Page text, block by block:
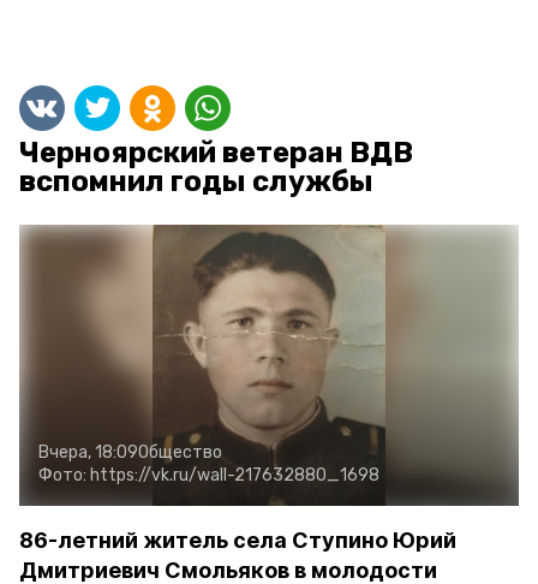
Черноярский ветеран ВДВ
вспомнил годы службы
Вчера, 18:09Общество
Фото: https://vk.ru/wall-217632880_1698
86-летний житель села Ступино Юрий
Дмитриевич Смольяков в молодости